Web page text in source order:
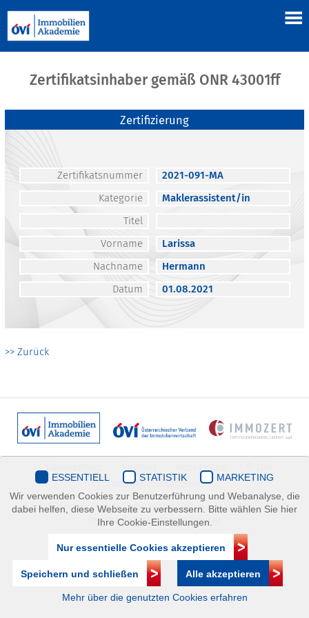
Zertifikatsinhaber gemäß ONR 43001ff
Zertifizierung
Zertifikatsnummer
2021-091-MA
Kategorie
Maklerassistent/in
Titel
Vorname
Larissa
Nachname
Hermann
Datum
01.08.2021
>> Zurück
Immobilienakademie
Mariahilfer Straße 116/2.OG/2 1070 Wien | +43(1)505 32 50 |
immobilienakademie@ovi.at
ESSENTIELL STATISTIK
MARKETING
Wir verwenden Cookies zur Benutzerführung und Webanalyse, die
dabei helfen, diese Webseite zu verbessern. Bitte wählen Sie hier
Ihre Cookie-Einstellungen.
Nur essentielle Cookies akzeptieren
Speichern und schließen Alle akzeptieren
Mehr über die genutzten Cookies erfahren